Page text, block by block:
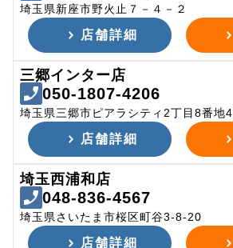
埼玉県新座市野火止７－４－２
店舗詳細
三郷インター店
050-1807-4206
埼玉県三郷市ピアラシティ2丁目8番地4
店舗詳細
埼玉西浦和店
048-836-4567
埼玉県さいたま市桜区町谷3-8-20
店舗詳細